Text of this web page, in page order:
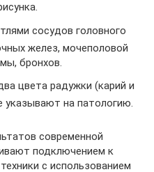
сосудов головного
желез, мочеполовой
бронхов.
цвета радужки (карий и
указывают на патологию.
современной
подключением к
с использованием